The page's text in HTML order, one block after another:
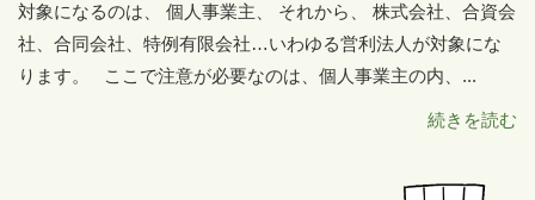
対象になるのは、 個人事業主、 それから、 株式会社、合資会
社、合同会社、特例有限会社…いわゆる営利法人が対象にな
ります。 ここで注意が必要なのは、個人事業主の内、...
続きを読む